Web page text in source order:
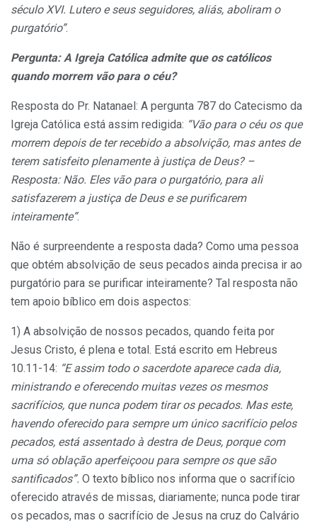
século XVI. Lutero e seus seguidores, aliás, aboliram o
purgatório”.
Pergunta: A Igreja Católica admite que os católicos
quando morrem vão para o céu?
Resposta do Pr. Natanael: A pergunta 787 do Catecismo da
Igreja Católica está assim redigida: “Vão para o céu os que
morrem depois de ter recebido a absolvição, mas antes de
terem satisfeito plenamente à justiça de Deus? –
Resposta: Não. Eles vão para o purgatório, para ali
satisfazerem a justiça de Deus e se purificarem
inteiramente”.
Não é surpreendente a resposta dada? Como uma pessoa
que obtém absolvição de seus pecados ainda precisa ir ao
purgatório para se purificar inteiramente? Tal resposta não
tem apoio bíblico em dois aspectos:
1) A absolvição de nossos pecados, quando feita por
Jesus Cristo, é plena e total. Está escrito em Hebreus
10.11-14: “E assim todo o sacerdote aparece cada dia,
ministrando e oferecendo muitas vezes os mesmos
sacrifícios, que nunca podem tirar os pecados. Mas este,
havendo oferecido para sempre um único sacrifício pelos
pecados, está assentado à destra de Deus, porque com
uma só oblação aperfeiçoou para sempre os que são
santificados”. O texto bíblico nos informa que o sacrifício
oferecido através de missas, diariamente; nunca pode tirar
os pecados, mas o sacrifício de Jesus na cruz do Calvário